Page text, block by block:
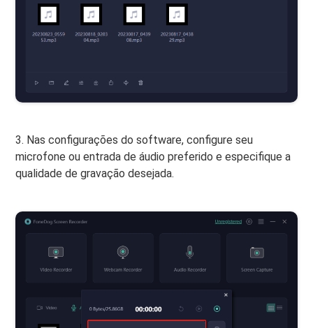
3. Nas configurações do software, configure seu
microfone ou entrada de áudio preferido e especifique a
qualidade de gravação desejada.